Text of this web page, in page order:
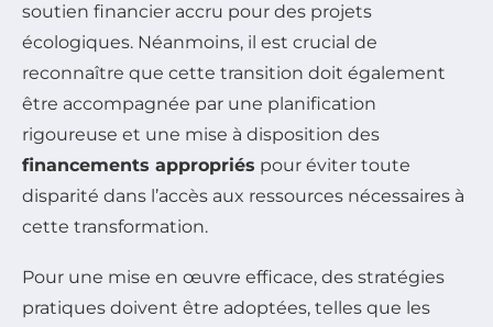
soutien financier accru pour des projets
écologiques. Néanmoins, il est crucial de
reconnaître que cette transition doit également
être accompagnée par une planification
rigoureuse et une mise à disposition des
financements appropriés pour éviter toute
disparité dans l’accès aux ressources nécessaires à
cette transformation.
Pour une mise en œuvre efficace, des stratégies
pratiques doivent être adoptées, telles que les